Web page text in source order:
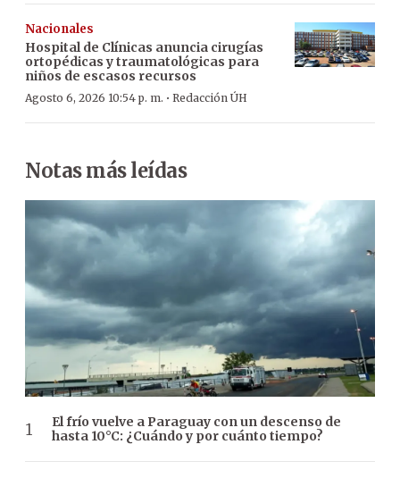
Nacionales
Hospital de Clínicas anuncia cirugías
ortopédicas y traumatológicas para
niños de escasos recursos
Agosto 6, 2026 10:54 p. m. · Redacción ÚH
Notas más leídas
El frío vuelve a Paraguay con un descenso de
hasta 10°C: ¿Cuándo y por cuánto tiempo?